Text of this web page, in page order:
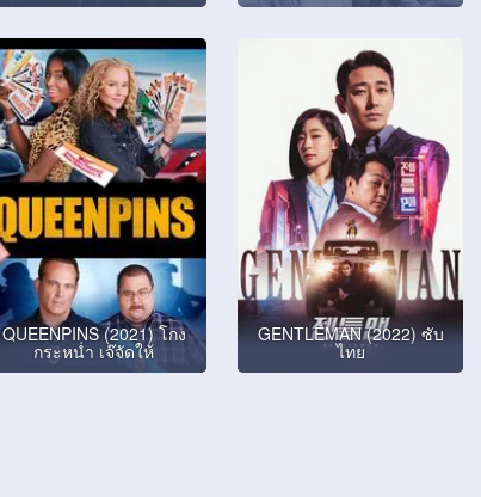
QUEENPINS (2021) โกง
กระหน่ำ เจ๊จัดให้
GENTLEMAN (2022) ซับ
ไทย